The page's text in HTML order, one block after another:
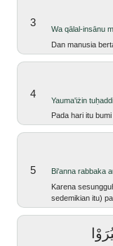
3
wa qālal-insānu
Dan manusia
4
yauma'iżin
Pada hari itu
5
bi'anna rabbaka
karena sesungguhnya Tuhanmu telah memerintahkan (yang
sedemikian itu)